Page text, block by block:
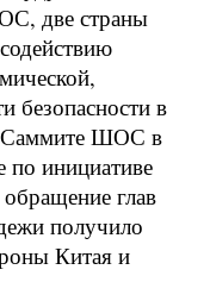
две страны
безопасности в
Саммите ШОС в
по инициативе
глав
получило
Китая и